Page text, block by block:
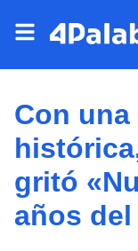
Con
gritó
años